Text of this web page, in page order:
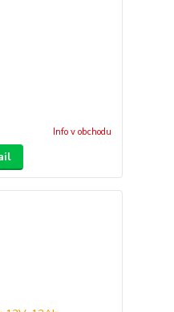
Info v obchodu